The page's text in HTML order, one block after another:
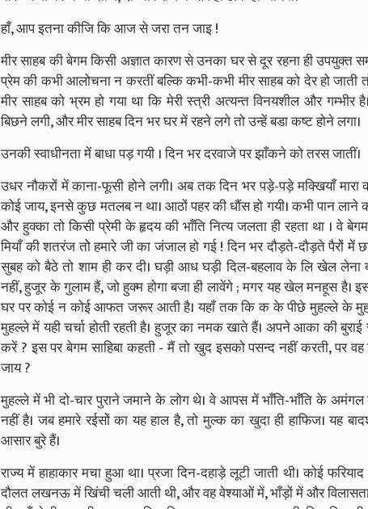
हाँ, आप इतना कीजि कि आज से जरा तन जाइ !
मीर साहब की बेगम किसी अज्ञात कारण से उनका घर से दूर रहना ही
प्रेम की कभी आलोचना न करतीं बल्कि कभी-कभी मीर साहब को देर हो जाती
मीर साहब को भ्रम हो गया था कि मेरी स्त्री अत्यन्त विनयशील और गम्भीर
बिछने लगी, और मीर साहब दिन भर घर में रहने लगे तो उन्हें बडा कष्ट होने लगा।
उनकी स्वाधीनता में बाधा पड़ गयी । दिन भर दरवाजे पर झाँकने को तरस जातीं।
उधर नौकरों में काना-फूसी होने लगी। अब तक दिन भर पड़े-पड़े मक्खियाँ
कोई जाय, इनसे कुछ मतलब न था। आठों पहर की धौंस हो गयी। कभी पान लाने
और हुक्का तो किसी प्रेमी के हृदय की भाँति नित्य जलता ही रहता था । वे
मियाँ की शतरंज तो हमारे जी का जंजाल हो गई ! दिन भर दौड़ते-दौड़ते पैरों
सुबह को बैठे तो शाम ही कर दी। घड़ी आध घड़ी दिल-बहलाव के लि खेल लेना
नहीं, हुजूर के गुलाम हैं, जो हुक्म होगा बजा ही लावेंगे ; मगर यह खेल मनहूस है।
घर पर कोई न कोई आफत जरूर आती है। यहाँ तक कि क के पीछे मुहल्ले के
मुहल्ले में यही चर्चा होती रहती है। हुजूर का नमक खाते हैं। अपने आका की
करें ? इस पर बेगम साहिबा कहती - मैं तो खुद इसको पसन्द नहीं करती, पर वह
जाय ?
मुहल्ले में भी दो-चार पुराने जमाने के लोग थे। वे आपस में भाँति-भाँति के
नहीं है। जब हमारे रईसों का यह हाल है, तो मुल्क का खुदा ही हाफिज। यह
आसार बुरे हैं।
राज्य में हाहाकार मचा हुआ था। प्रजा दिन-दहाड़े लूटी जाती थी। कोई
दौलत लखनऊ में खिंची चली आती थी, और वह वेश्याओं में, भाँड़ों में और